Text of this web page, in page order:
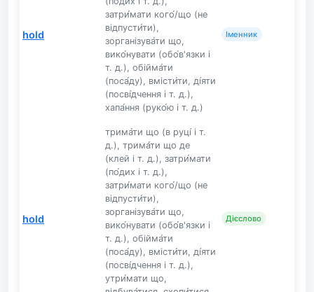
hold
затри́мати кого́/що (не
відпусти́ти),
зорганізува́ти що,
вико́нувати (обо́в'язки і
т. д.), обійма́ти
(поса́ду), вмісти́ти, ді́яти
(посві́дчення і т. д.),
хапа́ння (руко́ю і т. д.)
Іменник
hold
трима́ти що (в руці́ і т.
д.), трима́ти що де
(клей і т. д.), затри́мати
(по́дих і т. д.),
затри́мати кого́/що (не
відпусти́ти),
зорганізува́ти що,
вико́нувати (обо́в'язки і
т. д.), обійма́ти
(поса́ду), вмісти́ти, ді́яти
(посві́дчення і т. д.),
утри́мати що,
Дієслово